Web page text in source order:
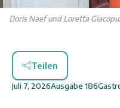
Doris Naef und Loretta
Teilen
Juli 7, 2026Ausgabe 186